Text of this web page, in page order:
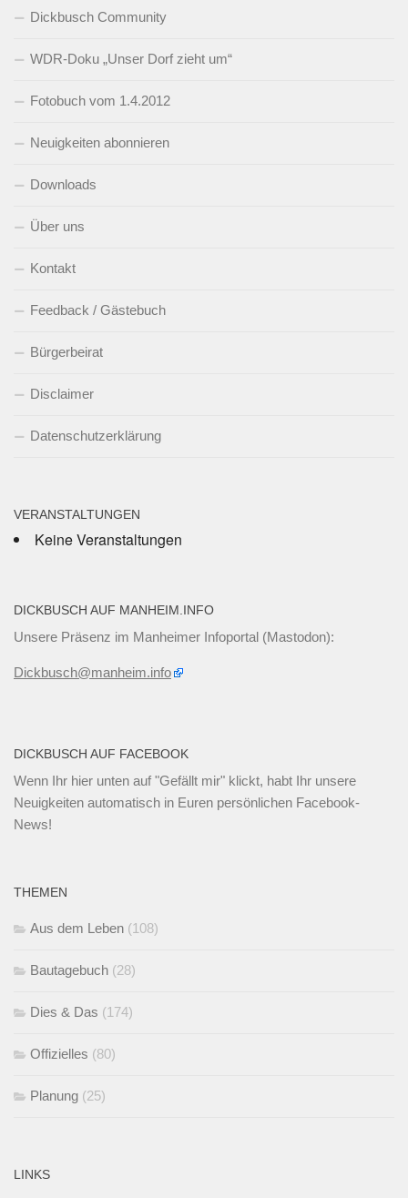
Dickbusch Community
WDR-Doku „Unser Dorf zieht um“
Fotobuch vom 1.4.2012
Neuigkeiten abonnieren
Downloads
Über uns
Kontakt
Feedback / Gästebuch
Bürgerbeirat
Disclaimer
Datenschutzerklärung
VERANSTALTUNGEN
Keine Veranstaltungen
DICKBUSCH AUF MANHEIM.INFO
Unsere Präsenz im Manheimer Infoportal (Mastodon):
Dickbusch@manheim.info
DICKBUSCH AUF FACEBOOK
Wenn Ihr hier unten auf "Gefällt mir" klickt, habt Ihr unsere
Neuigkeiten automatisch in Euren persönlichen Facebook-
News!
THEMEN
Aus dem Leben (108)
Bautagebuch (28)
Dies & Das (174)
Offizielles (80)
Planung (25)
LINKS